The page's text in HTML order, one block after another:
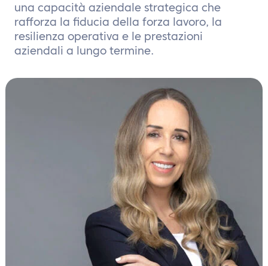
IT
una capacità aziendale strategica che
rafforza la fiducia della forza lavoro, la
resilienza operativa e le prestazioni
aziendali a lungo termine.